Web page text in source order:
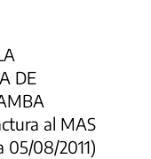
DE
al MAS
05/08/2011)